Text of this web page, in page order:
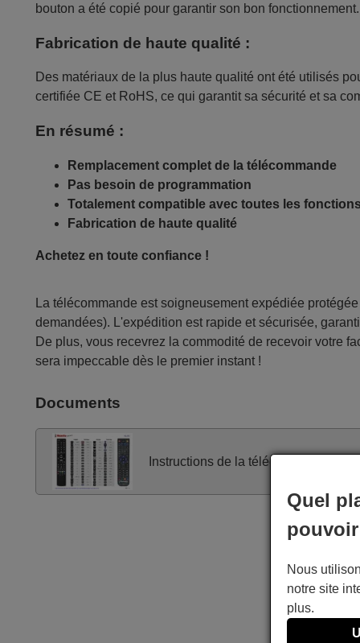
bouton a été copié pour garantir son bon fonctionnement.
Fabrication de haute qualité :
Des matériaux de la plus haute qualité ont été utilisés
certifiée CE et RoHS, ce qui garantit sa sécurité et sa
En résumé :
Remplacement complet de la télécommande
Pas besoin de programmation
Totalement compatible avec toutes les
Fabrication de haute qualité
Achetez en toute confiance !
La télécommande est soigneusement expédiée
demandées). L'expédition est rapide et sécurisée,
De plus, vous recevrez la commodité de recevoir votre
sera impeccable dès le premier instant !
Documents
Instructions de la télécommande
Quel
Nous
notre site
plus.